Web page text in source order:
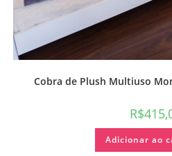
Cobra de Plush Multiuso
R$
Adicionar ao